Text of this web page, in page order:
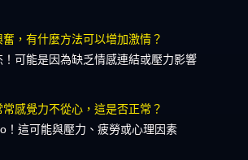
，有什麼方法可以增加激情？
！可能是因為缺乏情感連結或壓力影響
感覺力不從心，這是否正常？
！這可能與壓力、疲勞或心理因素